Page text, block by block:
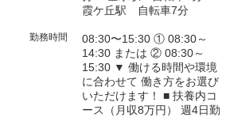
霞ケ丘駅 自転車7分
勤務時間
08:30〜15:30 ① 08:30～
14:30 または ② 08:30～
15:30 ▼ 働ける時間や環境
に合わせて 働き方をお選び
いただけます！ ■ 扶養内コ
ース（月収8万円） 週4日勤